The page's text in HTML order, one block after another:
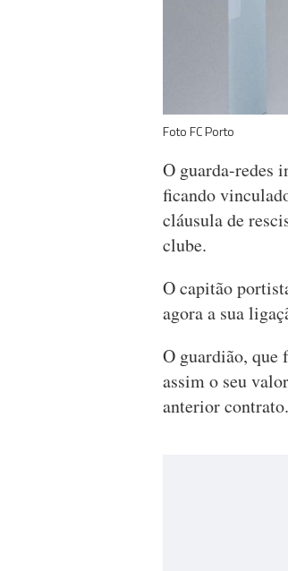
Foto FC Porto
O guarda-redes
ficando
cláusula de
clube.
O capitão
agora a sua
O guardião, que
assim o seu
anterior contrato.